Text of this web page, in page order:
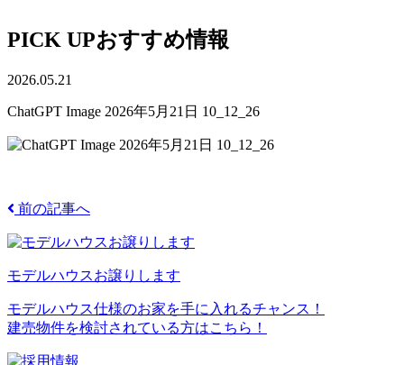
PICK UPおすすめ情報
2026.05.21
ChatGPT Image 2026年5月21日 10_12_26
前の記事へ
モデルハウスお譲りします
モデルハウス仕様のお家を手に入れるチャンス！
建売物件を検討されている方はこちら！